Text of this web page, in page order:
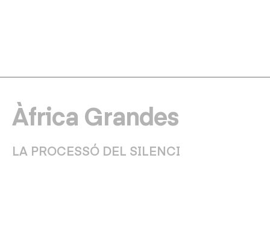
Àfrica Grandes
LA PROCESSÓ DEL SILENCI